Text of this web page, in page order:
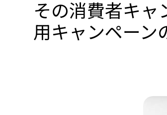
その消費者キャ
用キャンペーン